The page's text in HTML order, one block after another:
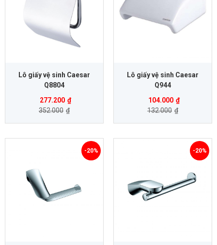
Lô giấy vệ sinh Caesar
Q8804
277.200 ₫
352.000 ₫
Lô giấy vệ sinh Caesar
Q944
104.000 ₫
132.000 ₫
-20% -20%